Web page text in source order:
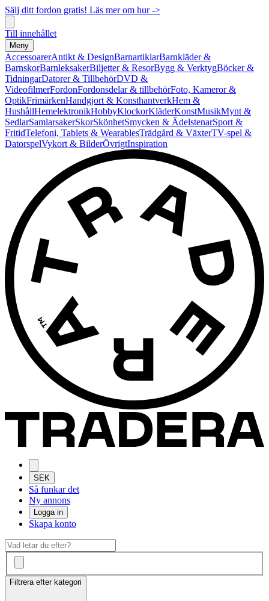
Sälj ditt fordon gratis! Läs mer om hur ->
Till innehållet
Meny
AccessoarerAntikt & DesignBarnartiklarBarnkläder &
BarnskorBarnleksakerBiljetter & ResorBygg & VerktygBöcker &
TidningarDatorer & TillbehörDVD &
VideofilmerFordonFordonsdelar & tillbehörFoto, Kameror &
OptikFrimärkenHandgjort & KonsthantverkHem &
HushållHemelektronikHobbyKlockorKläderKonstMusikMynt &
SedlarSamlarsakerSkorSkönhetSmycken & ÄdelstenarSport &
FritidTelefoni, Tablets & WearablesTrädgård & VäxterTV-spel &
DatorspelVykort & BilderÖvrigtInspiration
SEK
Så funkar det
Ny annons
Logga in
Skapa konto
Filtrera efter kategori